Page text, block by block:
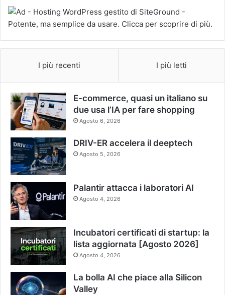
I più recenti I più letti
E-commerce, quasi un italiano su
due usa l’IA per fare shopping
Agosto 6, 2026
DRIV-ER accelera il deeptech
Agosto 5, 2026
Palantir attacca i laboratori AI
Agosto 4, 2026
Incubatori certificati di startup: la
lista aggiornata [Agosto 2026]
Agosto 4, 2026
La bolla AI che piace alla Silicon
Valley